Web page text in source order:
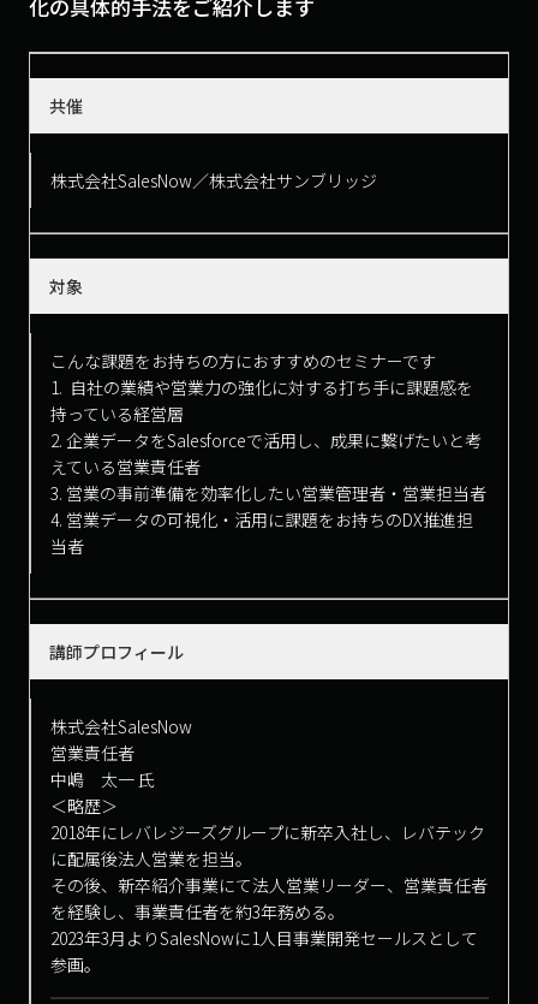
化の具体的手法をご紹介します
共催
株式会社SalesNow／株式会社サンブリッジ
対象
こんな課題をお持ちの方におすすめのセミナーです
1. 自社の業績や営業力の強化に対する打ち手に課題感を
持っている経営層
2. 企業データをSalesforceで活用し、成果に繋げたいと考
えている営業責任者
3. 営業の事前準備を効率化したい営業管理者・営業担当者
4. 営業データの可視化・活用に課題をお持ちのDX推進担
当者
講師プロフィール
株式会社SalesNow
営業責任者
中嶋 太一 氏
＜略歴＞
2018年にレバレジーズグループに新卒入社し、レバテック
に配属後法人営業を担当。
その後、新卒紹介事業にて法人営業リーダー、営業責任者
を経験し、事業責任者を約3年務める。
2023年3月よりSalesNowに1人目事業開発セールスとして
参画。